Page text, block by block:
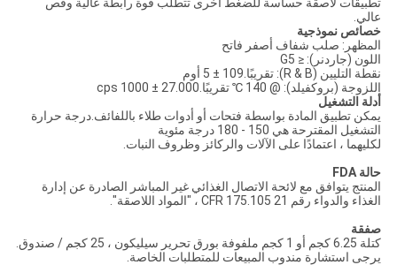
عالي.
خصائص نموذجية
المظهر: صلب شفاف أصفر فاتح
اللون (جاردنر): ≤ G5
نقطة التليين (R & B): تقريبًا.109 ± 5 أوم
اللزوجة (بروكفيلد): @ 140 ℃ تقريبًا.27.000 ± 1000 cps
أدلة التشغيل
يمكن تطبيق المادة بواسطة فتحات أو أدوات طلاء باللفائف.درجة حرارة
التشغيل المقترحة هي 150 - 180 درجة مئوية
لكليهما ، اعتمادًا على الآلات والركائز وظروف النبات.
حالة FDA
المنتج يتوافق مع لائحة الاتصال الغذائي غير المباشر الصادرة عن إدارة
الغذاء والدواء رقم 21 CFR 175.105 ، "المواد اللاصقة".
صفقة
كتلة 6.25 كجم أو 1 كجم ملفوفة بورق تحرير سيليكون ، 25 كجم / صندوق.
يرجى استشارة مندوب المبيعات للمتطلبات الخاصة.